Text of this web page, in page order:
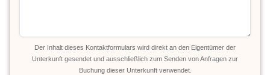
Der Inhalt dieses Kontaktformulars wird direkt an den Eigentümer der
Unterkunft gesendet und ausschließlich zum Senden von Anfragen zur
Buchung dieser Unterkunft verwendet.